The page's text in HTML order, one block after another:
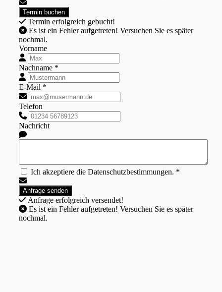
Termin erfolgreich gebucht!
nochmal.
Vorname
Nachname *
E-Mail *
Telefon
Nachricht
Ich akzeptiere die Datenschutzbestimmungen. *
Anfrage erfolgreich versendet!
nochmal.